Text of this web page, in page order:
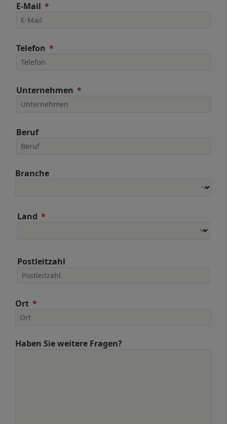
E-Mail
Telefon
Unternehmen
Beruf
Branche
Land
Postleitzahl
Ort
Haben Sie weitere Fragen?